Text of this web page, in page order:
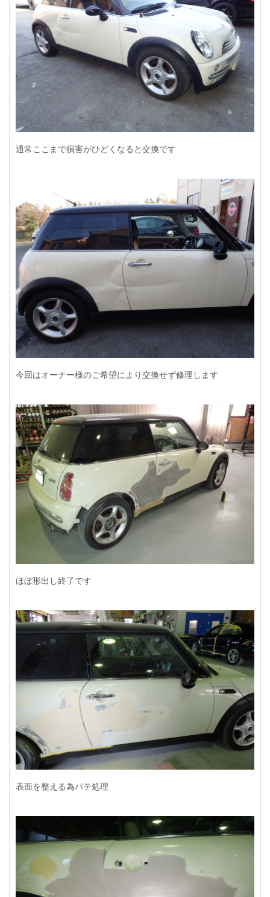
通常ここまで損害がひどくなると交換です
今回はオーナー様のご希望により交換せず修理します
ほぼ形出し終了です
表面を整える為パテ処理